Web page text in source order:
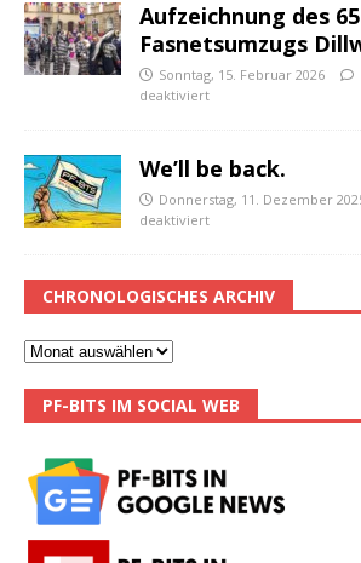
Aufzeichnung des
Fasnetsumzugs
Sonntag, 15. Februar 2026
deaktiviert
We’ll be back.
Donnerstag, 11. Dezember
deaktiviert
CHRONOLOGISCHES ARCHIV
PF-BITS IM SOCIAL WEB